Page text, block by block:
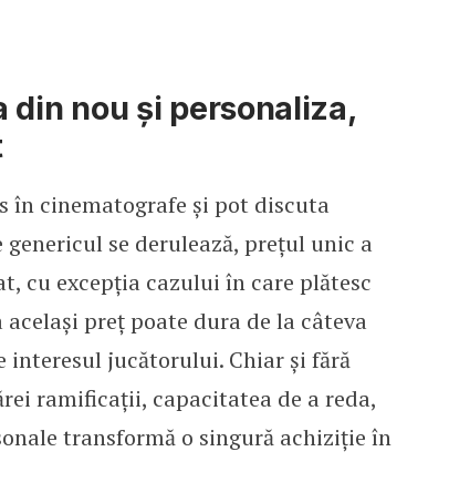
din nou și personaliza,
în cinematografe și pot discuta
se derulează, prețul unic a
cu excepția cazului în care plătesc
preț poate dura de la câteva
interesul jucătorului. Chiar și fără
ramificații, capacitatea de a reda,
transformă o singură achiziție în